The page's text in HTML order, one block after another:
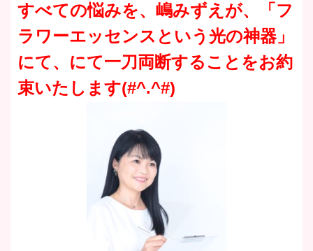
すべての悩みを、嶋みずえが、「フ
ラワーエッセンスという光の神器」
にて、にて一刀両断することをお約
束いたします(#^.^#)